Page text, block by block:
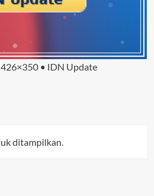
426×350 • IDN Update
ditampilkan.